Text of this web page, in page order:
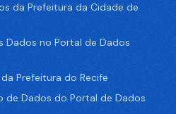
da Prefeitura da Cidade de
Dados no Portal de Dados
Prefeitura do Recife
de Dados do Portal de Dados